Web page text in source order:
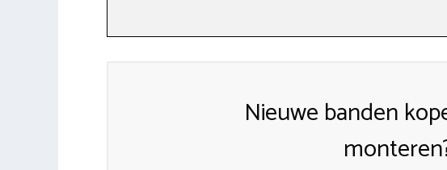
Nieuwe banden